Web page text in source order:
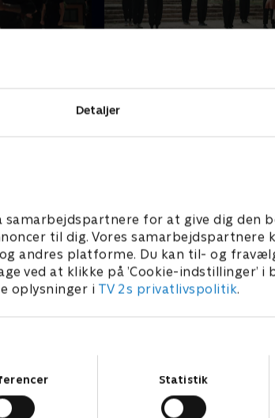
Detaljer
for at give dig den
til dig. Vores samarbejdspartnere
andres platforme. Du kan til- og
ved at klikke på ’Cookie-indstillinger’ i
oplysninger i TV 2s privatlivspolitik.
Statistik
endnu en
12 dage? Dagen er kommet,